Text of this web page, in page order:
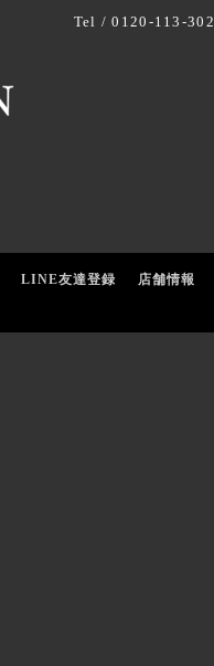
Tel / 0120-113-302
LINE友達登録
店舗情報